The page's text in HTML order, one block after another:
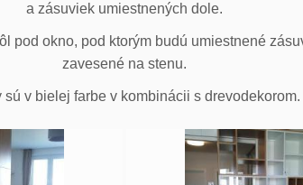
a zásuviek umiestnených dole.
pod okno, pod ktorým budú umiestnené
zavesené na stenu.
sú v bielej farbe v kombinácii s drevodekorom.